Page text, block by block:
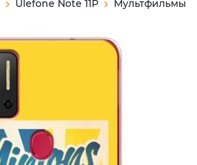
Ulefone Note 11P Мультфильмы